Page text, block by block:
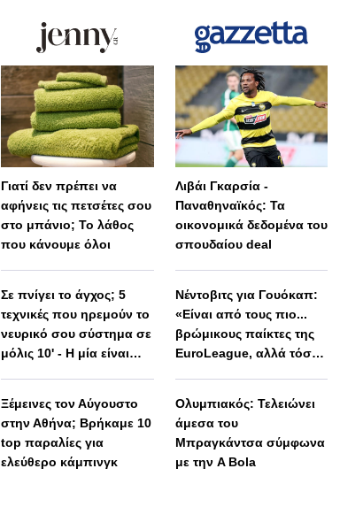
Γιατί δεν πρέπει να
αφήνεις τις πετσέτες σου
στο μπάνιο; Το λάθος
που κάνουμε όλοι
Σε πνίγει το άγχος; 5
τεχνικές που ηρεμούν το
νευρικό σου σύστημα σε
μόλις 10' - Η μία είναι
Ξέμεινες τον Αύγουστο
στην Αθήνα; Βρήκαμε 10
top παραλίες για
ελεύθερο κάμπινγκ
Λιβάι Γκαρσία -
Παναθηναϊκός: Τα
οικονομικά δεδομένα του
σπουδαίου deal
Νέντοβιτς για Γουόκαπ:
«Είναι από τους πιο...
βρώμικους παίκτες της
EuroLeague, αλλά τόσο
Ολυμπιακός: Τελειώνει
άμεσα του
Μπραγκάντσα σύμφωνα
με την A Bola